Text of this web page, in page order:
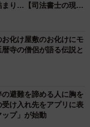
まり…【司法書士の現場
化け屋敷のお化けにモ
寺の僧侶が語る伝説と
避難を諦める人に胸を
け入れ先をアプリに表
プ」が始動